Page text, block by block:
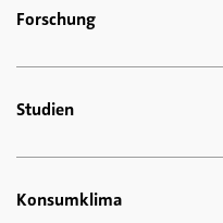
Forschung
Studien
Konsumklima